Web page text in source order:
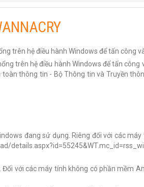
trên hệ điều hành Windows để tấn công
trên hệ điều hành Windows để tấn
thông tin - Bộ Thông tin và Truyền
đang sử dụng. Riêng đối với các
với các máy tính không có phần mềm